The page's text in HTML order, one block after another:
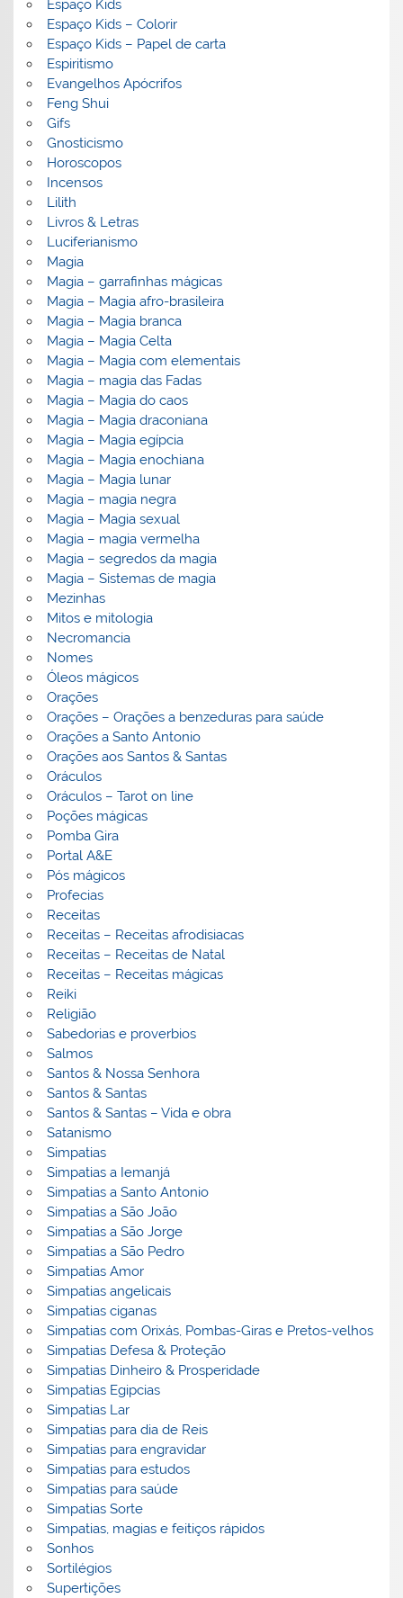
Espaço Kids
Espaço Kids – Colorir
Espaço Kids – Papel de carta
Espiritismo
Evangelhos Apócrifos
Feng Shui
Gifs
Gnosticismo
Horoscopos
Incensos
Lilith
Livros & Letras
Luciferianismo
Magia
Magia – garrafinhas mágicas
Magia – Magia afro-brasileira
Magia – Magia branca
Magia – Magia Celta
Magia – Magia com elementais
Magia – magia das Fadas
Magia – Magia do caos
Magia – Magia draconiana
Magia – Magia egípcia
Magia – Magia enochiana
Magia – Magia lunar
Magia – magia negra
Magia – Magia sexual
Magia – magia vermelha
Magia – segredos da magia
Magia – Sistemas de magia
Mezinhas
Mitos e mitologia
Necromancia
Nomes
Óleos mágicos
Orações
Orações – Orações a benzeduras para saúde
Orações a Santo Antonio
Orações aos Santos & Santas
Oráculos
Oráculos – Tarot on line
Poções mágicas
Pomba Gira
Portal A&E
Pós mágicos
Profecias
Receitas
Receitas – Receitas afrodisiacas
Receitas – Receitas de Natal
Receitas – Receitas mágicas
Reiki
Religião
Sabedorias e proverbios
Salmos
Santos & Nossa Senhora
Santos & Santas
Santos & Santas – Vida e obra
Satanismo
Simpatias
Simpatias a Iemanjá
Simpatias a Santo Antonio
Simpatias a São João
Simpatias a São Jorge
Simpatias a São Pedro
Simpatias Amor
Simpatias angelicais
Simpatias ciganas
Simpatias com Orixás, Pombas-Giras e Pretos-velhos
Simpatias Defesa & Proteção
Simpatias Dinheiro & Prosperidade
Simpatias Egipcias
Simpatias Lar
Simpatias para dia de Reis
Simpatias para engravidar
Simpatias para estudos
Simpatias para saúde
Simpatias Sorte
Simpatias, magias e feitiços rápidos
Sonhos
Sortilégios
Supertições